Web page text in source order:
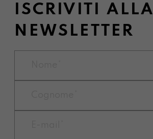
ISCRIVITI ALLA
NEWSLETTER